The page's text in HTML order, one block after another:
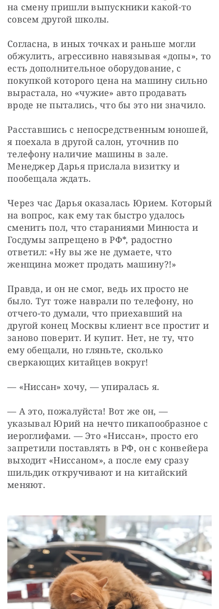
на смену пришли выпускники какой-то
совсем другой школы.
Согласна, в иных точках и раньше могли
обжулить, агрессивно навязывая «допы», то
есть дополнительное оборудование, с
покупкой которого цена на машину сильно
вырастала, но «чужие» авто продавать
вроде не пытались, что бы это ни значило.
Расставшись с непосредственным юношей,
я поехала в другой салон, уточнив по
телефону наличие машины в зале.
Менеджер Дарья прислала визитку и
пообещала ждать.
Через час Дарья оказалась Юрием. Который
на вопрос, как ему так быстро удалось
сменить пол, что стараниями Минюста и
Госдумы запрещено в РФ*, радостно
ответил: «Ну вы же не думаете, что
женщина может продать машину?!»
Правда, и он не смог, ведь их просто не
было. Тут тоже наврали по телефону, но
отчего-то думали, что приехавший на
другой конец Москвы клиент все простит и
заново поверит. И купит. Нет, не ту, что
ему обещали, но гляньте, сколько
сверкающих китайцев вокруг!
— «Ниссан» хочу, — упиралась я.
— А это, пожалуйста! Вот же он, —
указывал Юрий на нечто пикапообразное с
иероглифами. — Это «Ниссан», просто его
запретили поставлять в РФ, он с конвейера
выходит «Ниссаном», а после ему сразу
шильдик откручивают и на китайский
меняют.